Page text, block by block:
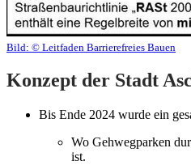
Bild: © Leitfaden Barrierefreies Bauen
Konzept der Stadt
Bis Ende 2024 wurde ein
Wo Gehwegparken
ist.